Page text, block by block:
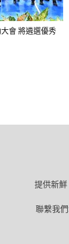
會 將遴選優秀
提供新
聯繫我們: